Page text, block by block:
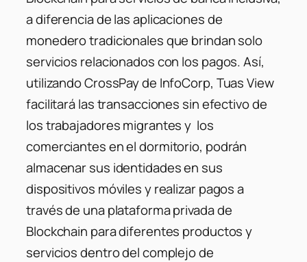
a diferencia de las aplicaciones de
monedero tradicionales que brindan solo
servicios relacionados con los pagos. Así,
utilizando CrossPay de InfoCorp, Tuas View
facilitará las transacciones sin efectivo de
los trabajadores migrantes y los
comerciantes en el dormitorio, podrán
almacenar sus identidades en sus
dispositivos móviles y realizar pagos a
través de una plataforma privada de
Blockchain para diferentes productos y
servicios dentro del complejo de